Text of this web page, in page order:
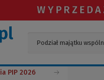
PIP 2026